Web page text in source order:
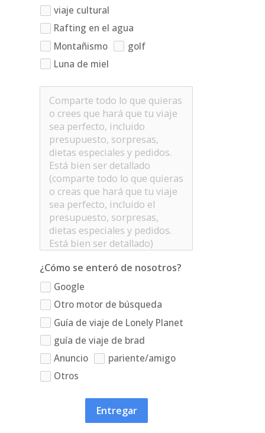
viaje cultural
Rafting en el agua
Montañismo
golf
Luna de miel
¿Cómo se enteró de nosotros?
Google
Otro motor de búsqueda
Guía de viaje de Lonely Planet
guía de viaje de brad
Anuncio
pariente/amigo
Otros
Entregar